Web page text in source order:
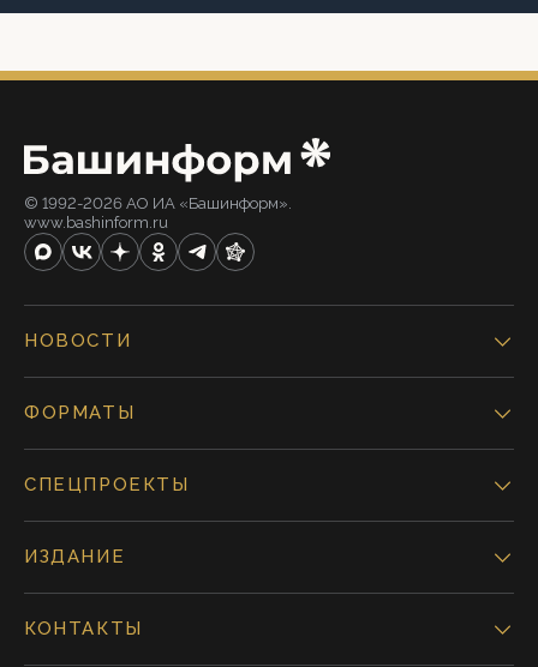
© 1992-2026 АО ИА «Башинформ».
www.bashinform.ru
НОВОСТИ
ФОРМАТЫ
СПЕЦПРОЕКТЫ
ИЗДАНИЕ
КОНТАКТЫ